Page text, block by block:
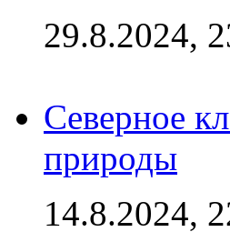
29.8.2024,
Северное
природы
14.8.2024,